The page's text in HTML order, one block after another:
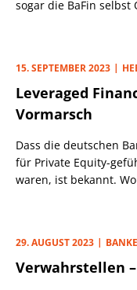
sogar die BaFin selbst
15. SEPTEMBER 2023
Leveraged
Vormarsch
Dass die deutschen
für Private Equity-
waren, ist bekannt.
29. AUGUST 2023
Verwahrstellen